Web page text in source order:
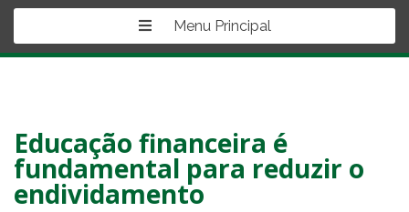
Menu Principal
Educação financeira é
fundamental para reduzir o
endividamento